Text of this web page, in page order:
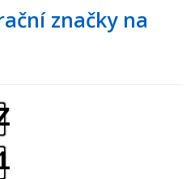
značky na